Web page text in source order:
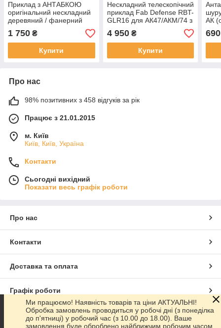
Приклад з АНТАБКОЮ
оригінальний нескладний
деревяний / фанерний
(весло) АК (оригінал
СРСР)
1 750 ₴
Купити
Нескладний телескопічний
приклад Fab Defense RBT-
GLR16 для АК47/АКМ/74 з
нескладним прикладом
(веслом)
4 950₴
Купити
АК
690
Про нас
98% позитивних з 458 відгуків за рік
Працює з 21.01.2015
м. Київ
Київ, Київ, Україна
Контакти
Сьогодні вихідний
Показати весь графік роботи
Про нас
Контакти
Доставка та оплата
Графік роботи
Повна версія сайту
Ми працюємо! Наявність товарів та ціни АКТУАЛЬНІ!
Обробка замовлень проводиться у робочі дні (з понеділка
до п'ятниці) у робочий час (з 10.00 до 18.00). Ваше
замовлення буде оброблено найближчим робочим часом.